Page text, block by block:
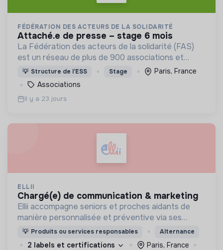
FÉDÉRATION DES ACTEURS DE LA SOLIDARITÉ
attaché.e de presse – stage 6 mois
La Fédération des acteurs de la solidarité (FAS)
est un réseau de plus de 900 associations et
structures qui accueillent et accompagnent les
personnes en situation de précarité.
💡 Structure de l’ESS Stage
Paris, France
Associations
Il y a 23 jours
ELLII
chargé(e) de communication & marketing
Ellii accompagne seniors et proches aidants de
manière personnalisée et préventive via ses
ateliers collectifs et interactifs animés en ligne
afin de rester en forme tout en s'amusant !
💡 Produits ou services responsables Alternance
2 labels et certifications
Paris, France